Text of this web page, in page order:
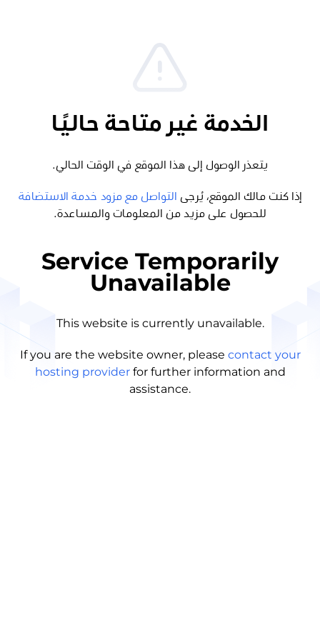
الخدمة غير متاحة حاليًا
يتعذر الوصول إلى هذا الموقع في الوقت الحالي.
إذا كنت مالك الموقع، يُرجى
التواصل مع مزود خدمة الاستضافة
للحصول على مزيد من المعلومات والمساعدة.
Service Temporarily
Unavailable
This website is currently unavailable.
If you are the website owner, please contact your
hosting provider for further information and
assistance.